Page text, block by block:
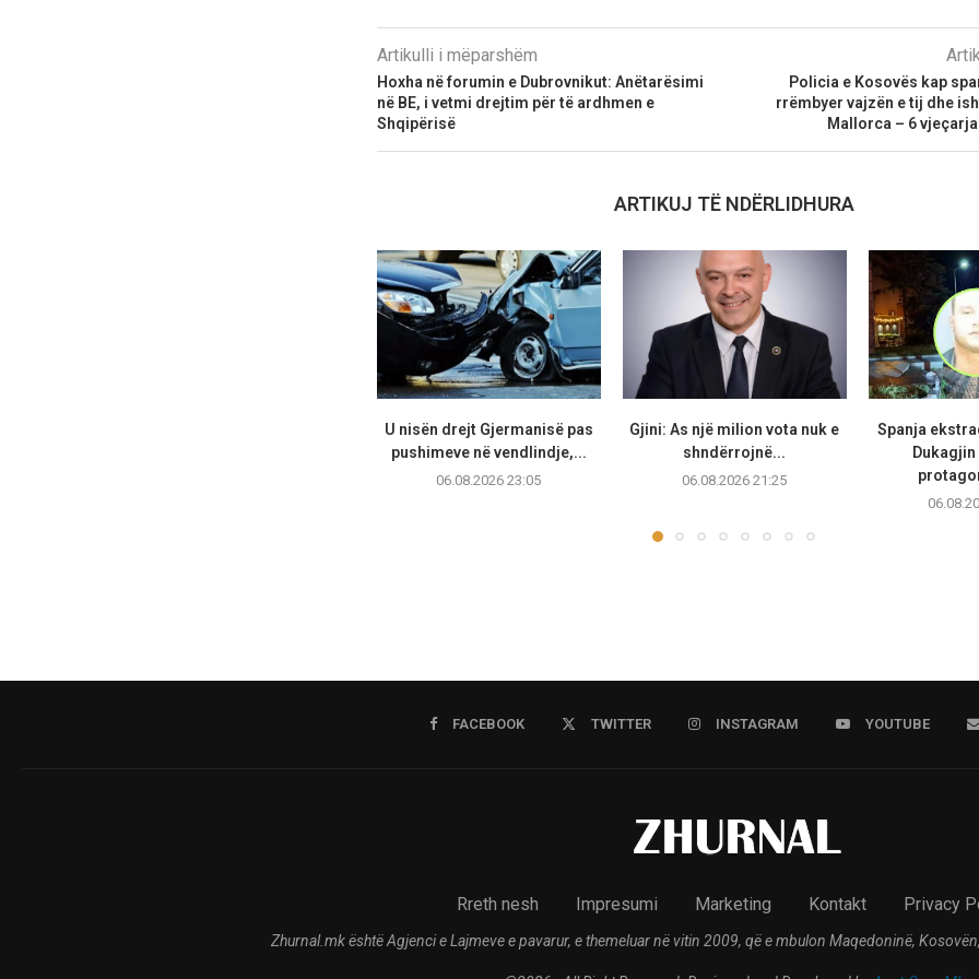
Artikulli i mëparshëm
Hoxha në forumin e Dubrovnikut: Anëtarësimi
në BE, i vetmi drejtim për të ardhmen e
Shqipërisë
Policia e Kosovës kap
rrëmbyer vajzën e tij dhe
Mallorca – 6
ARTIKUJ TË NDËRLIDHURA
U nisën drejt Gjermanisë pas
pushimeve në vendlindje,...
06.08.2026 23:05
Gjini: As një milion vota nuk e
shndërrojnë...
06.08.2026 21:25
Spanja
FACEBOOK TWITTER INSTAGRAM YOUTUBE
Rreth nesh Impresumi Marketing Kontakt Privacy
Zhurnal.mk është Agjenci e Lajmeve e pavarur, e themeluar në vitin 2009, që e mbulon Maqedoninë,